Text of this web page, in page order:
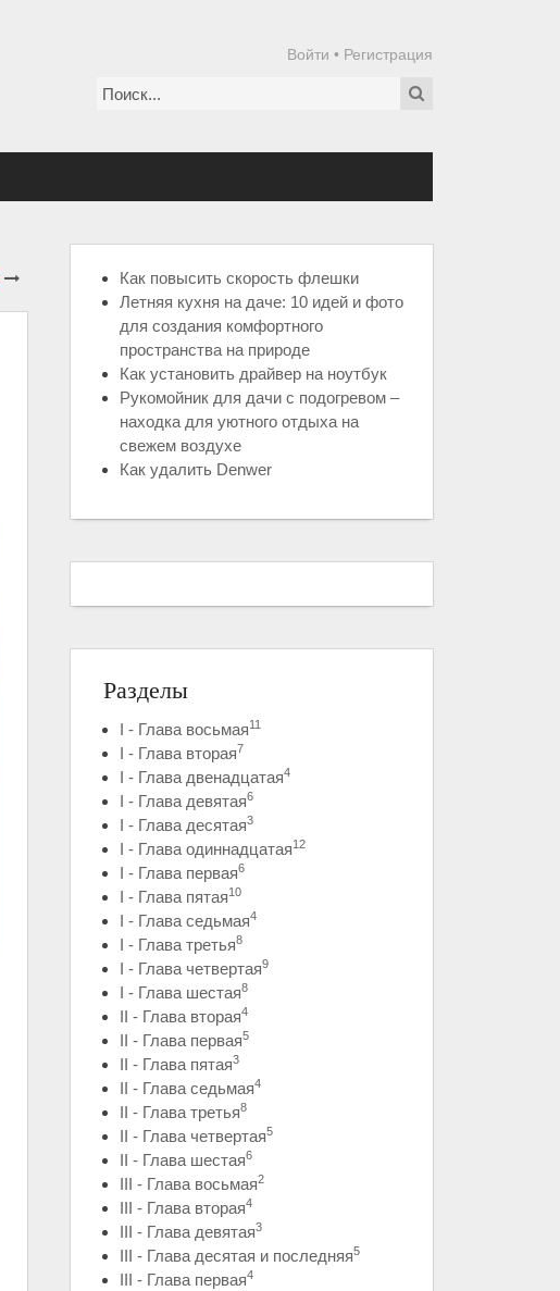
Войти • Регистрация
Как повысить скорость флешки
Летняя кухня на даче: 10 идей и фото
для создания комфортного
пространства на природе
Как установить драйвер на ноутбук
Рукомойник для дачи с подогревом –
находка для уютного отдыха на
свежем воздухе
Как удалить Denwer
Разделы
I - Глава восьмая11
I - Глава вторая7
I - Глава двенадцатая4
I - Глава девятая6
I - Глава десятая3
I - Глава одиннадцатая12
I - Глава первая6
I - Глава пятая10
I - Глава седьмая4
I - Глава третья8
I - Глава четвертая9
I - Глава шестая8
II - Глава вторая4
II - Глава первая5
II - Глава пятая3
II - Глава седьмая4
II - Глава третья8
II - Глава четвертая5
II - Глава шестая6
III - Глава восьмая2
III - Глава вторая4
III - Глава девятая3
III - Глава десятая и последняя5
III - Глава первая4